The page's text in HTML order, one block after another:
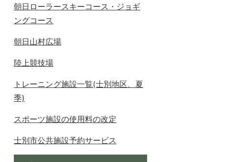
朝日ローラースキーコース・ジョギ
ングコース
朝日山村広場
陸上競技場
トレーニング施設一覧(士別地区、夏
季)
スポーツ施設の使用料の改定
士別市公共施設予約サービス